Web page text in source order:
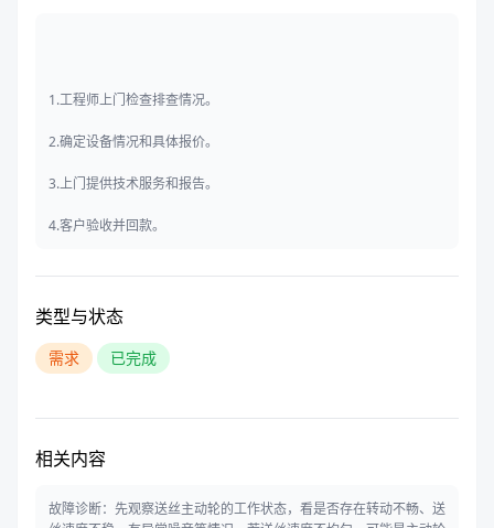
1.工程师上门检查排查情况。
2.确定设备情况和具体报价。
3.上门提供技术服务和报告。
4.客户验收并回款。
类型与状态
需求 已完成
相关内容
故障诊断：先观察送丝主动轮的工作状态，看是否存在转动不畅、送